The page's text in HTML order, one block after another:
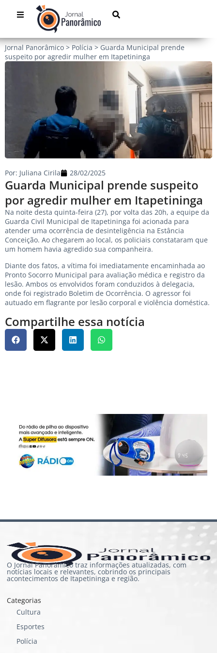
Jornal Panorâmico > Polícia > Guarda Municipal prende
suspeito por agredir mulher em Itapetininga
Guarda Municipal prende suspeito
por agredir mulher em Itapetininga
Por: Juliana Cirila 28/02/2025
Na noite desta quinta-feira (27), por volta das 20h, a equipe da
Guarda Civil Municipal de Itapetininga foi acionada para
atender uma ocorrência de desinteligência na Estância
Conceição. Ao chegarem ao local, os policiais constataram que
um homem havia agredido sua companheira.
Diante dos fatos, a vítima foi imediatamente encaminhada ao
Pronto Socorro Municipal para avaliação médica e registro da
lesão. Ambos os envolvidos foram conduzidos à delegacia,
onde foi registrado Boletim de Ocorrência. O agressor foi
autuado em flagrante por lesão corporal e violência doméstica.
Compartilhe essa notícia
O Jornal Panorâmico traz informações atualizadas, com
notícias locais e relevantes, cobrindo os principais
acontecimentos de Itapetininga e região.
Categorias
Cultura
Esportes
Polícia